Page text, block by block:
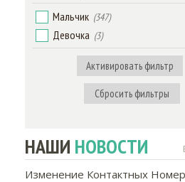
Мальчик (347)
Девочка (3)
Активировать фильтр
Сбросить фильтры
НАШИ НОВОСТИ
Изменение Контактных